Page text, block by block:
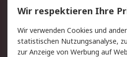
Value Added Services
Rücksendung/Entsorgung
Hilfe
Wir respektieren Ihre
Wir verwenden Cookies und
statistischen Nutzungsanalyse,
zur Anzeige von Werbung auf